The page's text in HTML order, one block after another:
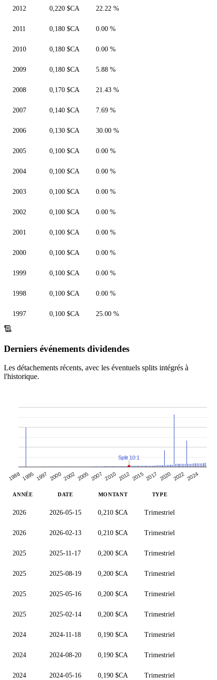
2012 0,220 $CA 22.22 %
2011 0,180 $CA 0.00 %
2010 0,180 $CA 0.00 %
2009 0,180 $CA 5.88 %
2008 0,170 $CA 21.43 %
2007 0,140 $CA 7.69 %
2006 0,130 $CA 30.00 %
2005 0,100 $CA 0.00 %
2004 0,100 $CA 0.00 %
2003 0,100 $CA 0.00 %
2002 0,100 $CA 0.00 %
2001 0,100 $CA 0.00 %
2000 0,100 $CA 0.00 %
1999 0,100 $CA 0.00 %
1998 0,100 $CA 0.00 %
1997 0,100 $CA 25.00 %
Derniers événements dividendes
Les détachements récents, avec les éventuels splits intégrés à
l'historique.
1988 1995 1997 2000 2002 2005 2007 2010 2012 2015 2017 2020 2022 2024
Split 10:1
ANNÉE DATE MONTANT TYPE
2026 2026-05-15 0,210 $CA Trimestriel
2026 2026-02-13 0,210 $CA Trimestriel
2025 2025-11-17 0,200 $CA Trimestriel
2025 2025-08-19 0,200 $CA Trimestriel
2025 2025-05-16 0,200 $CA Trimestriel
2025 2025-02-14 0,200 $CA Trimestriel
2024 2024-11-18 0,190 $CA Trimestriel
2024 2024-08-20 0,190 $CA Trimestriel
2024 2024-05-16 0,190 $CA Trimestriel